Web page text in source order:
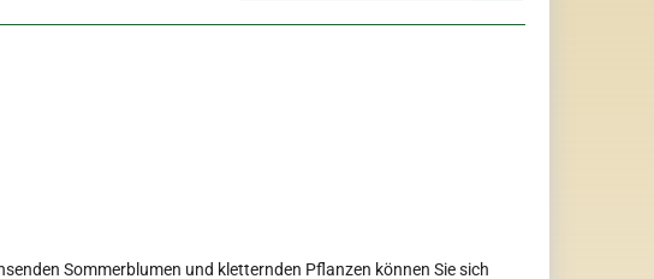
Sommerblumen und kletternden Pflanzen können Sie sich